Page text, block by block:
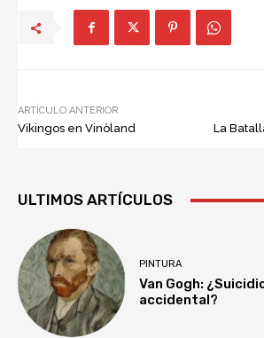
ARTÍCULO ANTERIOR
Vikingos en Vinòland
La
ULTIMOS ARTÍCULOS
PINTURA
Van Gogh:
accidental?